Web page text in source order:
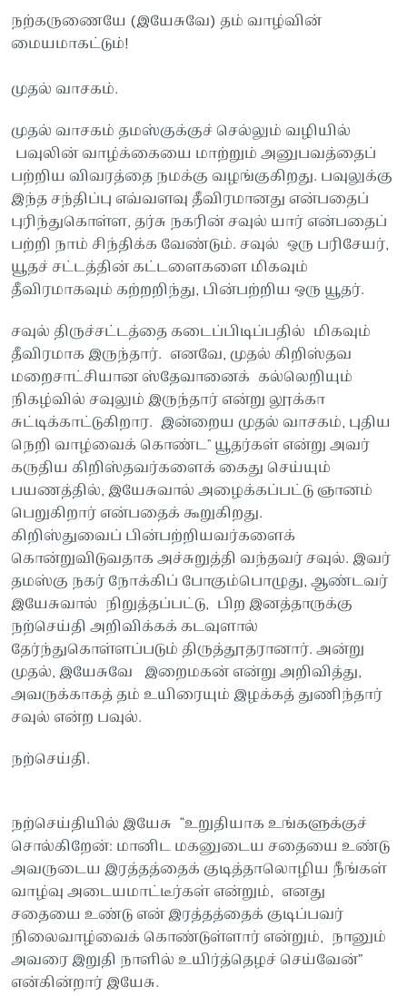
நற்கருணையே (இயேசுவே) தம் வாழ்வின்
மையமாகட்டும்!
முதல் வாசகம்.
முதல் வாசகம் தமஸ்குக்குச் செல்லும் வழியில்
பவுலின் வாழ்க்கையை மாற்றும் அனுபவத்தைப்
பற்றிய விவரத்தை நமக்கு வழங்குகிறது. பவுலுக்கு
இந்த சந்திப்பு எவ்வளவு தீவிரமானது என்பதைப்
புரிந்துகொள்ள, தர்சு நகரின் சவுல் யார் என்பதைப்
பற்றி நாம் சிந்திக்க வேண்டும். சவுல் ஒரு பரிசேயர்,
யூதச் சட்டத்தின் கட்டளைகளை மிகவும்
தீவிரமாகவும் கற்றறிந்து, பின்பற்றிய ஒரு யூதர்.
சவுல் திருச்சட்டத்தை கடைப்பிடிப்பதில் மிகவும்
தீவிரமாக இருந்தார். எனவே, முதல் கிறிஸ்தவ
மறைசாட்சியான ஸ்தேவானைக் கல்லெறியும்
நிகழ்வில் சவுலும் இருந்தார் என்று லூக்கா
சுட்டிக்காட்டுகிறார. இன்றைய முதல் வாசகம், புதிய
நெறி வாழ்வைக் கொண்ட" யூதர்கள் என்று அவர்
கருதிய கிறிஸ்தவர்களைக் கைது செய்யும்
பயணத்தில், இயேசுவால் அழைக்கப்பட்டு ஞானம்
பெறுகிறார் என்பதைக் கூறுகிறது.
கிறிஸ்துவைப் பின்பற்றியவர்களைக்
கொன்றுவிடுவதாக அச்சுறுத்தி வந்தவர் சவுல். இவர்
தமஸ்கு நகர் நோக்கிப் போகும்பொழுது, ஆண்டவர்
இயேசுவால் நிறுத்தப்பட்டு, பிற இனத்தாருக்கு
நற்செய்தி அறிவிக்கக் கடவுளால்
தேர்ந்துகொள்ளப்படும் திருத்தூதரானார். அன்று
முதல், இயேசுவே இறைமகன் என்று அறிவித்து,
அவருக்காகத் தம் உயிரையும் இழக்கத் துணிந்தார்
சவுல் என்ற பவுல்.
நற்செய்தி.
நற்செய்தியில் இயேசு “உறுதியாக உங்களுக்குச்
சொல்கிறேன்: மானிட மகனுடைய சதையை உண்டு
அவருடைய இரத்தத்தைக் குடித்தாலொழிய நீங்கள்
வாழ்வு அடையமாட்டீர்கள் என்றும், எனது
சதையை உண்டு என் இரத்தத்தைக் குடிப்பவர்
நிலைவாழ்வைக் கொண்டுள்ளார் என்றும், நானும்
அவரை இறுதி நாளில் உயிர்த்தெழச் செய்வேன்”
என்கின்றார் இயேசு.